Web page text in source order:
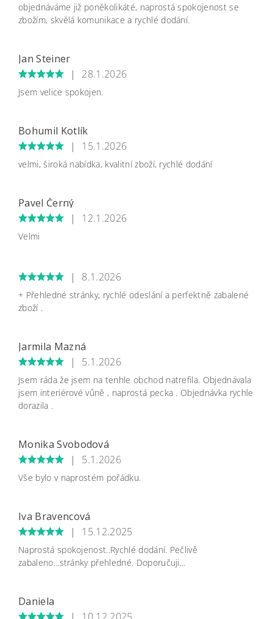
objednáváme již poněkolikáté, naprostá spokojenost se
zbožím, skvělá komunikace a rychlé dodání.
Jan Steiner
|
28.1.2026
Jsem velice spokojen.
Bohumil Kotlík
|
15.1.2026
velmi, široká nabídka, kvalitní zboží, rychlé dodání
Pavel Černý
|
12.1.2026
Velmi
| 8.1.2026
+ Přehledné stránky, rychlé odeslání a perfektně zabalené
zboží .
Jarmila Mazná
|
5.1.2026
Jsem ráda že jsem na tenhle obchod natrefila. Objednávala
jsem interiérové vůně , naprostá pecka . Objednávka rychle
dorazila .
Monika Svobodová
|
5.1.2026
Vše bylo v naprostém pořádku.
Iva Bravencová
|
15.12.2025
Naprostá spokojenost..Rychlé dodání. Pečlivě
zabaleno...stránky přehledné. Doporučuji...
Daniela
|
10.12.2025